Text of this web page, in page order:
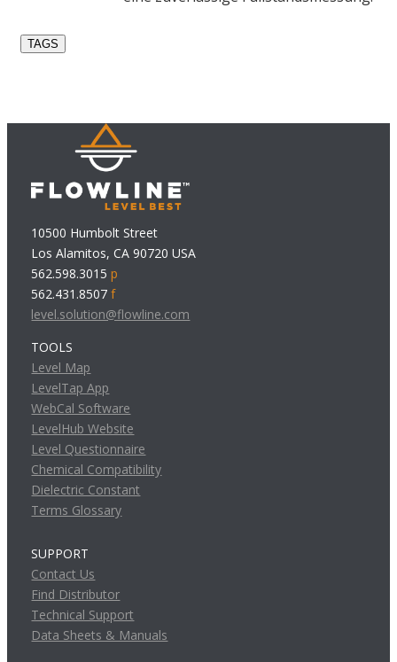
TAGS
10500 Humbolt Street
Los Alamitos, CA 90720 USA
562.598.3015p
562.431.8507f
level.solution@flowline.com
TOOLS
Level Map
LevelTap App
WebCal Software
LevelHub Website
Level Questionnaire
Chemical Compatibility
Dielectric Constant
Terms Glossary
SUPPORT
Contact Us
Find Distributor
Technical Support
Data Sheets & Manuals